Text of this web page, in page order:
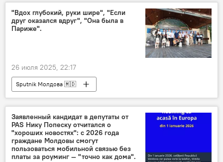
"Вдох глубокий, руки шире", "Если
друг оказался вдруг", "Она была в
Париже".
26 июля 2025, 22:17
Sputnik Молдова 🇲🇩
Заявленный кандидат в депутаты от
PAS Нику Попеску отчитался о
"хороших новостях": с 2026 года
граждане Молдовы смогут
пользоваться мобильной связью без
платы за роуминг — "точно как дома".